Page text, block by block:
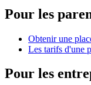
Pour les
Obtenir une
Les tarifs d'une
Pour les